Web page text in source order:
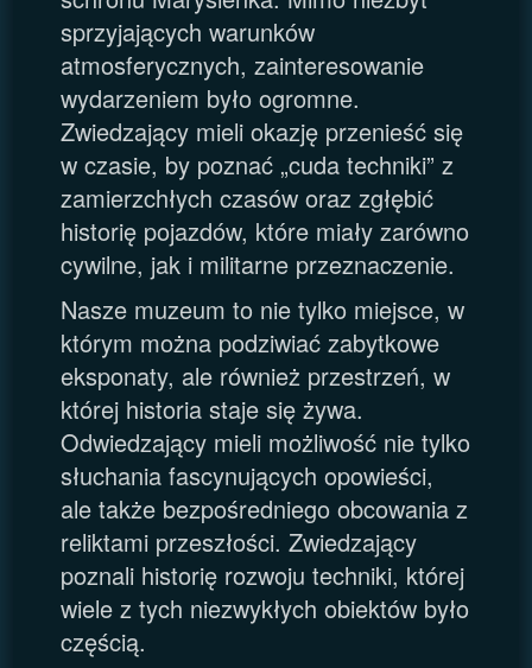
sprzyjających warunków
atmosferycznych, zainteresowanie
wydarzeniem było ogromne.
Zwiedzający mieli okazję przenieść się
w czasie, by poznać „cuda techniki” z
zamierzchłych czasów oraz zgłębić
historię pojazdów, które miały zarówno
cywilne, jak i militarne przeznaczenie.
Nasze muzeum to nie tylko miejsce, w
którym można podziwiać zabytkowe
eksponaty, ale również przestrzeń, w
której historia staje się żywa.
Odwiedzający mieli możliwość nie tylko
słuchania fascynujących opowieści,
ale także bezpośredniego obcowania z
reliktami przeszłości. Zwiedzający
poznali historię rozwoju techniki, której
wiele z tych niezwykłych obiektów było
częścią.